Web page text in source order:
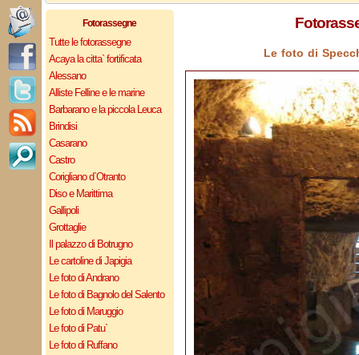
Fotorassegne
Tutte le fotorassegne
Acaya la citta` fortificata
Alessano
Alliste Felline e le marine
Barbarano e la piccola Leuca
Brindisi
Casarano
Castro
Corigliano d`Otranto
Diso e Marittima
Gallipoli
Grottaglie
Il palazzo di Botrugno
Le cartoline di Japigia
Le foto di Andrano
Le foto di Bagnolo del Salento
Le foto di Maruggio
Le foto di Patu`
Le foto di Ruffano
Le foto di